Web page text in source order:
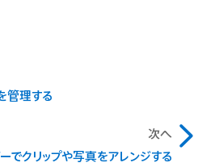
管理する
次へ
でクリップや写真をアレンジする